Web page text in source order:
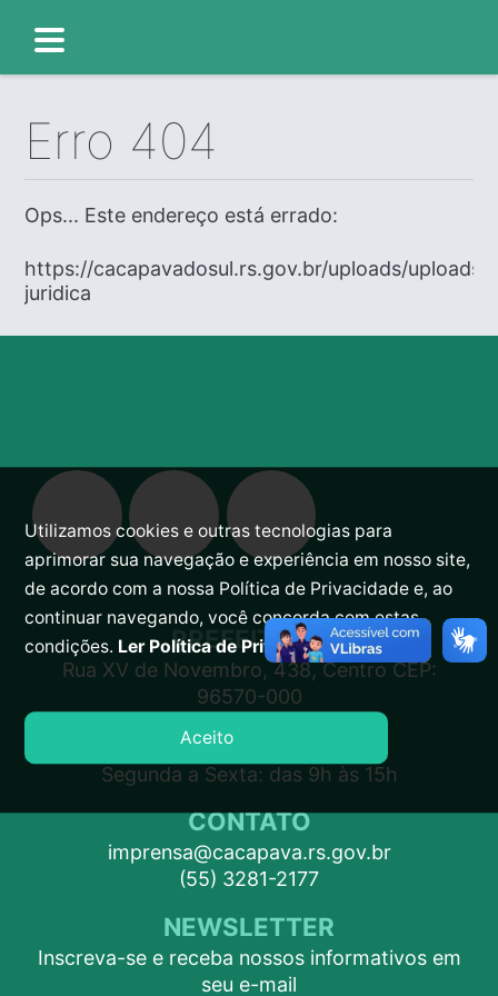
Erro 404
Ops... Este endereço está errado:
https://cacapavadosul.rs.gov.br/uploads/
juridica
PREFEITURA
Rua XV de Novembro, 438, Centro CEP:
96570-000
ATENDIMENTO
Segunda a Sexta: das 9h às 15h
CONTATO
imprensa@cacapava.rs.gov.br
(55) 3281-2177
NEWSLETTER
Inscreva-se e receba nossos informativos em
seu e-mail
Utilizamos cookies e outras tecnologias para
aprimorar sua navegação e experiência em nosso site,
de acordo com a nossa Política de Privacidade e, ao
continuar navegando, você concorda com estas
condições. Ler Política de Privacidade.
Aceito